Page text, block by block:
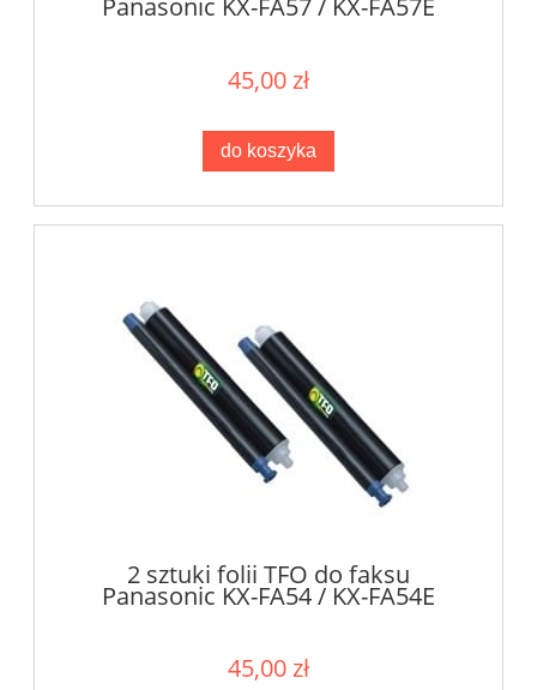
Panasonic KX-FA57 / KX-FA57E
45,00 zł
do koszyka
2 sztuki folii TFO do faksu
Panasonic KX-FA54 / KX-FA54E
45,00 zł